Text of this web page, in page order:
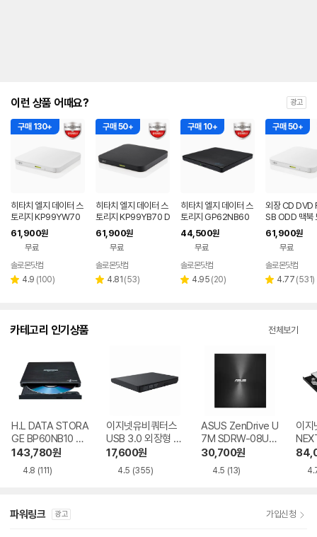
이런 상품 어때요? 광고
구매 130+
히타치 엘지 데이터 스
토리지 KP99YW70
DVD 화이트 외장OD
D CD DVD 리핑 안드
로이드
61,900원
무료
페이
솔로몬닷컴
별 4.9 리
(100)
구매 50+
히타치 엘지 데이터 스
토리지 KP99YB70 D
VD 블랙 외장ODD C
D DVD 리핑 안드로이
61,900원
무료
페이
솔로몬닷컴
별 4.81 리
(53)
구매 10+
히타치 엘지 데이터 스
토리지 GP62NB60
블랙 외장 ODD CD D
VD 리핑 플레이어
44,500원
무료
솔로몬닷컴
별 4.95 리
(20)
구매 50+
외장 CD DVD
SB ODD 맥북
호환 안드로이
화이트 히타치
99YW70
61,900원
무료
솔로몬닷컴
별 4.77 리
(531)
카테고리 인기상품 전체보기
H.L DATA STORA
GE BP60NB10 블
루레이 외장ODD
143,780원
4.8 (111)
이지넷유비쿼터스
USB 3.0 외장형 D
VD-RW NEXT-20
0DVD-RW
17,600원
4.5 (355)
ASUS ZenDrive U
7M SDRW-08U7
M-U-B
30,700원
4.5 (13)
이지
BR
파워링크 광고 가입신청